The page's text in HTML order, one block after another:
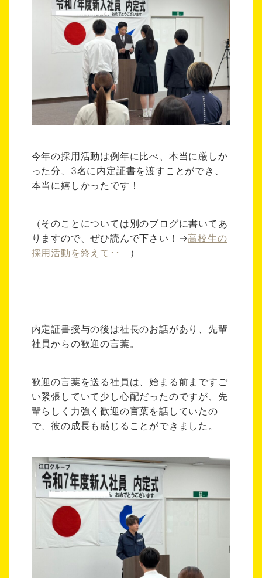
今年の採用活動は例年に比べ、本当に厳しか
った分、3名に内定証書を渡すことができ、
本当に嬉しかったです！
（そのことについては別のブログに書いてあ
りますので、ぜひ読んで下さい！→高校生の
採用活動を終えて･･
）
内定証書授与の後は社長のお話があり、先輩
社員からの歓迎の言葉。
歓迎の言葉を送る社員は、始まる前まですご
い緊張していて少し心配だったのですが、先
輩らしく力強く歓迎の言葉を話していたの
で、彼の成長も感じることができました。